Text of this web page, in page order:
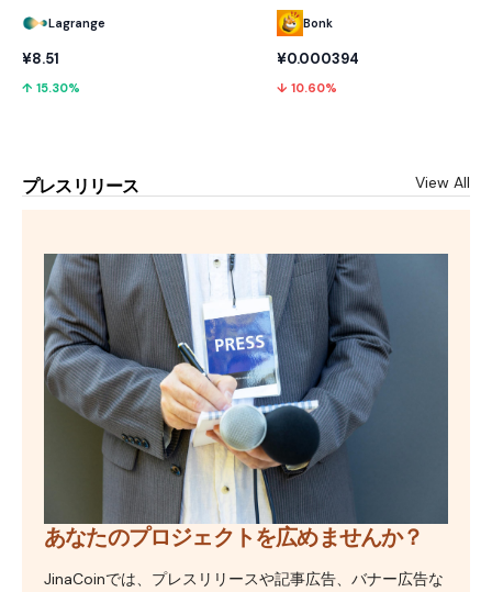
Lagrange
¥8.51
↑ 15.30%
Bonk
¥0.000394
↓ 10.60%
プレスリリース View All
あなたのプロジェクトを広めませんか？
JinaCoinでは、プレスリリースや記事広告、バナー広告な